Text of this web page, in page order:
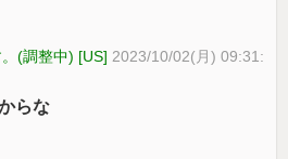
(調整中) [US] 2023/10/02(月) 09:31:
らな